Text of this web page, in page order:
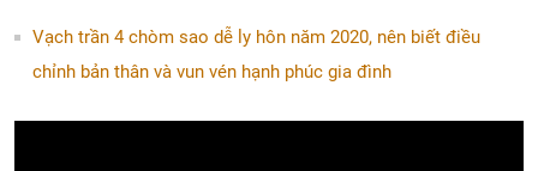
Vạch trần 4 chòm sao dễ ly hôn năm 2020, nên biết điều
chỉnh bản thân và vun vén hạnh phúc gia đình